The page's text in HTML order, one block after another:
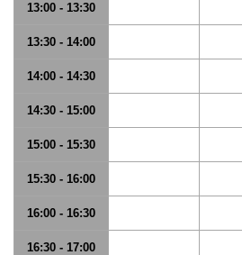
13:00 - 13:30
13:30 - 14:00
14:00 - 14:30
14:30 - 15:00
15:00 - 15:30
15:30 - 16:00
16:00 - 16:30
16:30 - 17:00